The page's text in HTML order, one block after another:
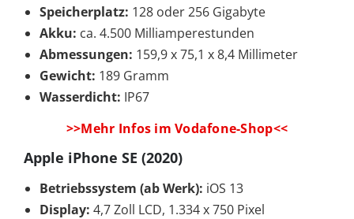
Speicherplatz: 128 oder 256 Gigabyte
Akku: ca. 4.500 Milliamperestunden
Abmessungen: 159,9 x 75,1 x 8,4 Millimeter
Gewicht: 189 Gramm
Wasserdicht: IP67
>>Mehr Infos im Vodafone-Shop<<
Apple iPhone SE (2020)
Betriebssystem (ab Werk): iOS 13
Display: 4,7 Zoll LCD, 1.334 x 750 Pixel